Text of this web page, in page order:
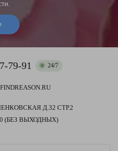
79-91 24/7
Д.32 СТР.2
(БЕЗ ВЫХОДНЫХ)